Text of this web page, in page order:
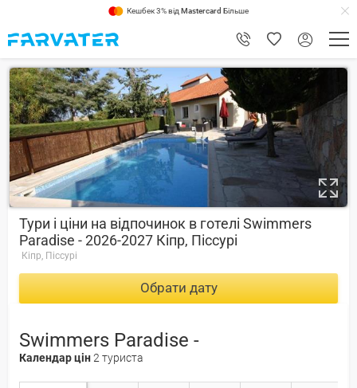
Кешбек 3% від Mastercard Більше
Тури і ціни на відпочинок в готелі Swimmers
Paradise - 2026-2027 Кіпр, Піссурі
Кіпр, Піссурі
Обрати дату
Swimmers Paradise -
Календар цін2 туриста